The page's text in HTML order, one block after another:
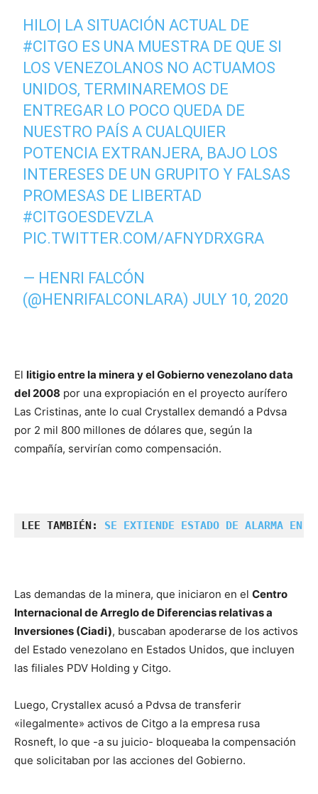
HILO| LA SITUACIÓN ACTUAL DE
#CITGO ES UNA MUESTRA DE QUE SI
LOS VENEZOLANOS NO ACTUAMOS
UNIDOS, TERMINAREMOS DE
ENTREGAR LO POCO QUEDA DE
NUESTRO PAÍS A CUALQUIER
POTENCIA EXTRANJERA, BAJO LOS
INTERESES DE UN GRUPITO Y FALSAS
PROMESAS DE LIBERTAD
#CITGOESDEVZLA
PIC.TWITTER.COM/AFNYDRXGRA
— HENRI FALCÓN
(@HENRIFALCONLARA) JULY 10, 2020
El litigio entre la minera y el Gobierno venezolano data
del 2008 por una expropiación en el proyecto aurífero
Las Cristinas, ante lo cual Crystallex demandó a Pdvsa
por 2 mil 800 millones de dólares que, según la
compañía, servirían como compensación.
LEE TAMBIÉN: SE EXTIENDE ESTADO DE ALARMA EN
Las demandas de la minera, que iniciaron en el Centro
Internacional de Arreglo de Diferencias relativas a
Inversiones (Ciadi), buscaban apoderarse de los activos
del Estado venezolano en Estados Unidos, que incluyen
las filiales PDV Holding y Citgo.
Luego, Crystallex acusó a Pdvsa de transferir
«ilegalmente» activos de Citgo a la empresa rusa
Rosneft, lo que -a su juicio- bloqueaba la compensación
que solicitaban por las acciones del Gobierno.